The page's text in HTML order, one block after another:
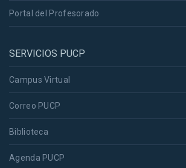
Portal del Profesorado
SERVICIOS PUCP
Campus Virtual
Correo PUCP
Biblioteca
Agenda PUCP